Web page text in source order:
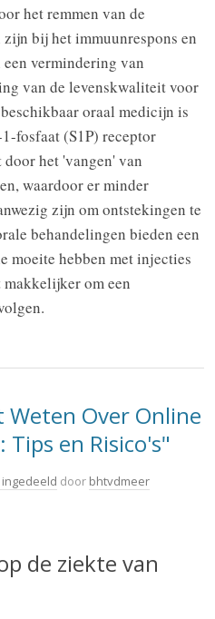
het remmen van de
bij het immuunrespons en
vermindering van
van de levenskwaliteit voor
oraal medicijn is
fosfaat (S1P) receptor
het 'vangen' van
waardoor er minder
zijn om ontstekingen te
behandelingen bieden een
moeite hebben met injecties
om een
Weten Over Online
Tips en Risico's"
ingedeeld door bhtvdmeer
de ziekte van